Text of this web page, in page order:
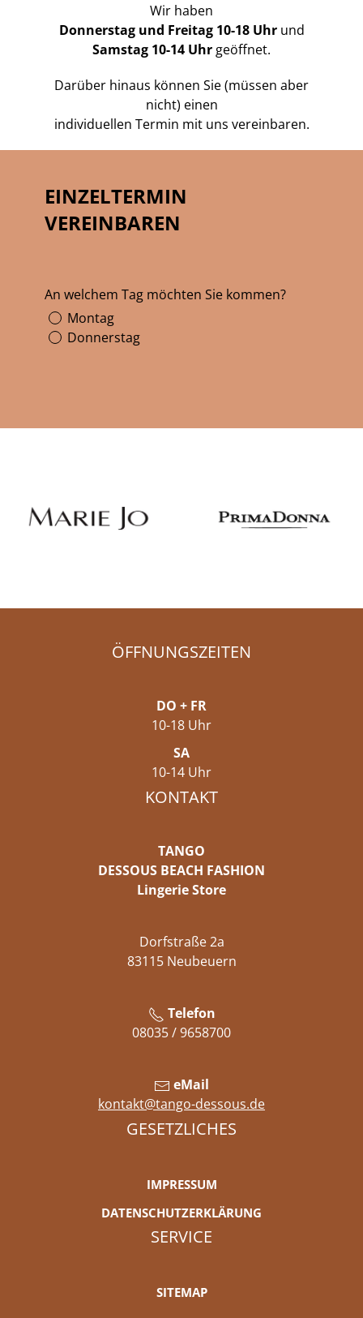
Wir haben
Donnerstag und Freitag 10-18 Uhrund
Samstag 10-14 Uhr geöffnet.
Darüber hinaus können Sie (müssen aber
nicht) einen
individuellen Termin mit uns vereinbaren.
EINZELTERMIN
VEREINBAREN
An welchem Tag möchten Sie kommen?
Montag
Donnerstag
ÖFFNUNGSZEITEN
DO + FR
10-18 Uhr
SA
10-14 Uhr
KONTAKT
TANGO
DESSOUS BEACH FASHION
Lingerie Store
Dorfstraße 2a
83115 Neubeuern
Telefon
08035 / 9658700
eMail
kontakt@tango-dessous.de
GESETZLICHES
IMPRESSUM
DATENSCHUTZERKLÄRUNG
SERVICE
SITEMAP